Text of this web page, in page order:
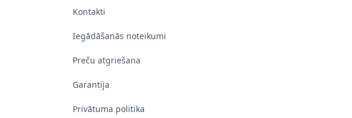
Kontakti
Iegādāšanās noteikumi
Preču atgriešana
Garantija
Privātuma politika